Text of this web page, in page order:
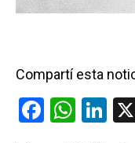
Compartí esta
F
W Li